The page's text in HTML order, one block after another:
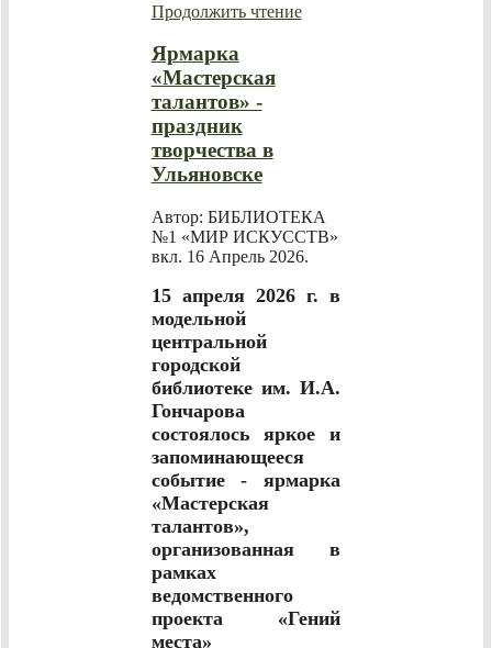
Продолжить чтение
Ярмарка
«Мастерская
талантов» -
праздник
творчества в
Ульяновске
Автор: БИБЛИОТЕКА
№1 «МИР ИСКУССТВ»
вкл. 16 Апрель 2026.
15 апреля 2026 г. в
модельной
центральной
городской
библиотеке им. И.А.
Гончарова
состоялось яркое и
запоминающееся
событие - ярмарка
«Мастерская
талантов»,
организованная в
рамках
ведомственного
проекта «Гений
места»